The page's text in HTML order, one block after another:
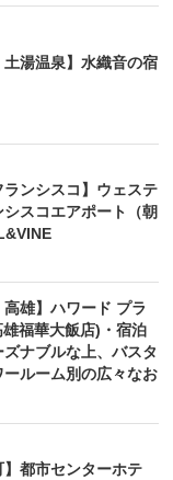
土湯温泉】水織音の宿
ランシスコ】ウェステ
シスコエアポート（朝
高雄】ハワード プラ
福華大飯店)・宿泊
ナブルな上、バスタ
ルーム別の広々なお
】都市センターホテ